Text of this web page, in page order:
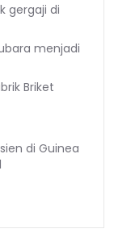
gergaji di
menjadi
Briket
di Guinea